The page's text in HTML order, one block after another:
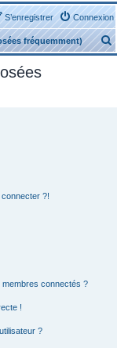
Connexion
S’enregistrer
fréquemment)
e
?!
membres connectés ?
!
?